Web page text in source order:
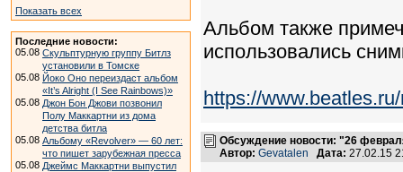
Показать всех
Последние новости:
05.08 Скульптурную группу Битлз
установили в Томске
05.08 Йоко Оно переиздаст альбом
«It’s Alright (I See Rainbows)»
05.08 Джон Бон Джови позвонил
Полу Маккартни из дома
детства битла
05.08 Альбому «Revolver» — 60 лет:
что пишет зарубежная пресса
05.08 Джеймс Маккартни выпустил
Альбом также
использовались
https://
Обсуждение новости: "26
Автор: Gevatalen Дата: 27.02.15